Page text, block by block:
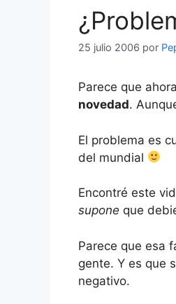
25 julio 2006 por
Parece que
novedad.
El problema es
del mundial
Encontré este
supone que
Parece que esa
gente. Y es que
negativo.